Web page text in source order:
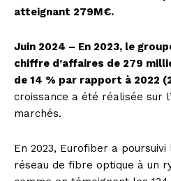
atteignant 279M€.
Juin 2024 – En 2023, le
chiffre d’affaires de 279
de 14 % par rapport à 2022
croissance a été réalisée sur
marchés.
En 2023, Eurofiber a
réseau de fibre optique à un